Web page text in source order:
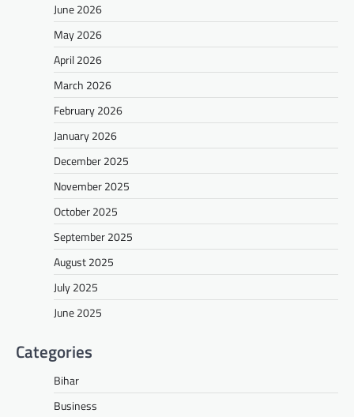
June 2026
May 2026
April 2026
March 2026
February 2026
January 2026
December 2025
November 2025
October 2025
September 2025
August 2025
July 2025
June 2025
Categories
Bihar
Business